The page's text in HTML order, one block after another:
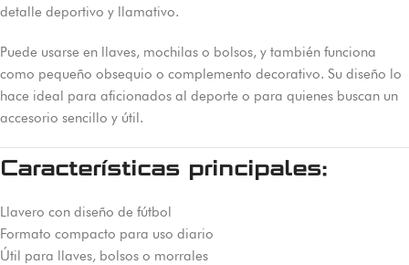
detalle deportivo y llamativo.
Puede usarse en llaves, mochilas o bolsos, y también funciona
como pequeño obsequio o complemento decorativo. Su diseño lo
hace ideal para aficionados al deporte o para quienes buscan un
accesorio sencillo y útil.
Características principales:
Llavero con diseño de fútbol
Formato compacto para uso diario
Útil para llaves, bolsos o morrales